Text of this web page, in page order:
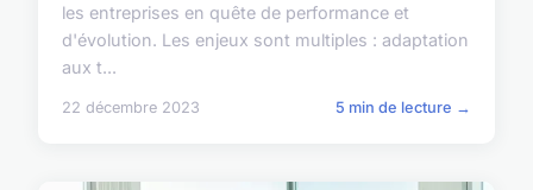
les entreprises en quête de performance et
d'évolution. Les enjeux sont multiples : adaptation
aux t...
22 décembre 2023 5 min de lecture →